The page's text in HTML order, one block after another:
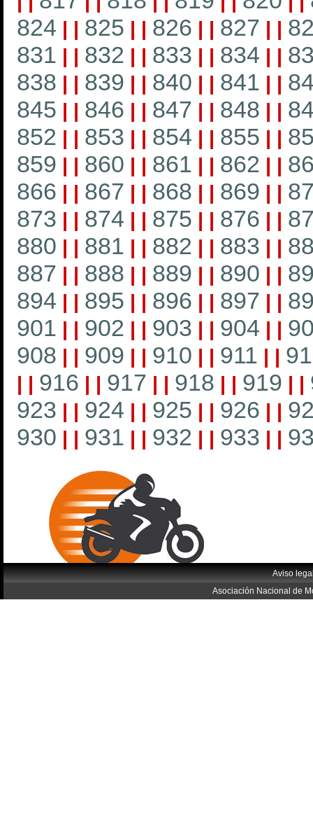
824 | | 825 | | 826 | | 827 | |
831 | | 832 | | 833 | | 834 | |
838 | | 839 | | 840 | | 841 | |
845 | | 846 | | 847 | | 848 | |
852 | | 853 | | 854 | | 855 | |
859 | | 860 | | 861 | | 862 | |
866 | | 867 | | 868 | | 869 | |
873 | | 874 | | 875 | | 876 | |
880 | | 881 | | 882 | | 883 | |
887 | | 888 | | 889 | | 890 | |
894 | | 895 | | 896 | | 897 | |
901 | | 902 | | 903 | | 904 | |
908 | | 909 | | 910 | | 911 | |
| | 916 | | 917 | | 918 | | 919 | |
923 | | 924 | | 925 | | 926 | |
930 | | 931 | | 932 | | 933 | |
Aviso
Asociación Nacional de